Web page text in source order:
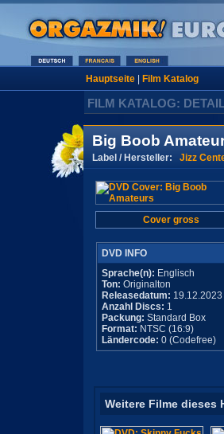
Hauptseite| Film Katalog
FILM KATALOG:
Big Boob
Label / Hersteller: Jizz
Cover gross
DVD INFO
Sprache(n): Englisch
Ton: Originalton
Releasedatum: 19.12.2023
Anzahl Discs: 1
Packung: Standard Box
Format: NTSC (16:9)
Ländercode: 0 (Codefree)
Weitere Filme dieses